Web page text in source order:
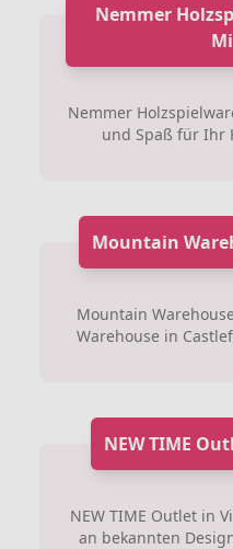
Nemmer
Nemmer
und Spaß für Ihr
Mountain
Mountain
Warehouse in
NEW TIME
NEW TIME Outlet in
an bekannten